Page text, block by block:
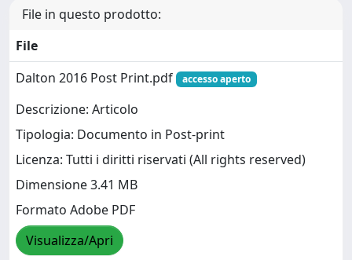
File in questo prodotto:
File
Dalton 2016 Post Print.pdf
accesso aperto
Descrizione: Articolo
Tipologia: Documento in Post-print
Licenza: Tutti i diritti riservati (All rights reserved)
Dimensione 3.41 MB
Formato Adobe PDF
Visualizza/Apri